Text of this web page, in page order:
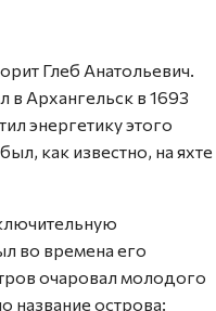
Глеб Анатольевич.
Архангельск в 1693
энергетику этого
как известно, на яхте
во времена его
очаровал молодого
название острова: